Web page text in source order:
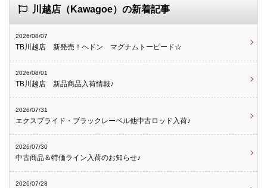
川越店（Kawagoe）の新着記事
2026/08/07
TB川越店 新発売！ヘドン マグナムトーピード☆
2026/08/01
TB川越店 新品商品入荷情報♪
2026/07/31
エクスプライド・ブラックレーベル他中古ロッド入荷♪
2026/07/30
中古商品＆特価ライン入荷のお知らせ♪
2026/07/28